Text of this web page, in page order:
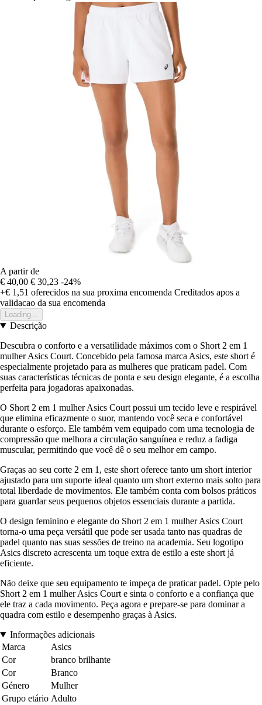
A partir de
€ 40,00 € 30,23 -24%
+€ 1,51 oferecidos na sua proxima encomenda Creditados apos a
validacao da sua encomenda
Loading...
Descrição
Descubra o conforto e a versatilidade máximos com o Short 2 em 1
mulher Asics Court. Concebido pela famosa marca Asics, este short é
especialmente projetado para as mulheres que praticam padel. Com
suas características técnicas de ponta e seu design elegante, é a escolha
perfeita para jogadoras apaixonadas.
O Short 2 em 1 mulher Asics Court possui um tecido leve e respirável
que elimina eficazmente o suor, mantendo você seca e confortável
durante o esforço. Ele também vem equipado com uma tecnologia de
compressão que melhora a circulação sanguínea e reduz a fadiga
muscular, permitindo que você dê o seu melhor em campo.
Graças ao seu corte 2 em 1, este short oferece tanto um short interior
ajustado para um suporte ideal quanto um short externo mais solto para
total liberdade de movimentos. Ele também conta com bolsos práticos
para guardar seus pequenos objetos essenciais durante a partida.
O design feminino e elegante do Short 2 em 1 mulher Asics Court
torna-o uma peça versátil que pode ser usada tanto nas quadras de
padel quanto nas suas sessões de treino na academia. Seu logotipo
Asics discreto acrescenta um toque extra de estilo a este short já
eficiente.
Não deixe que seu equipamento te impeça de praticar padel. Opte pelo
Short 2 em 1 mulher Asics Court e sinta o conforto e a confiança que
ele traz a cada movimento. Peça agora e prepare-se para dominar a
quadra com estilo e desempenho graças à Asics.
Informações adicionais
Marca
Asics
Cor
branco brilhante
Cor
Branco
Género
Mulher
Grupo etário Adulto